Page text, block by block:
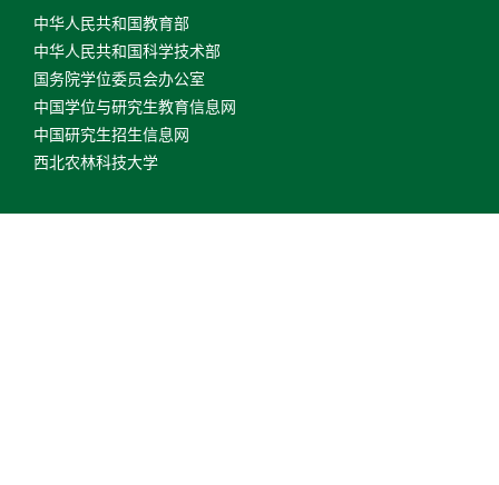
中华人民共和国教育部
中华人民共和国科学技术部
国务院学位委员会办公室
中国学位与研究生教育信息网
中国研究生招生信息网
西北农林科技大学